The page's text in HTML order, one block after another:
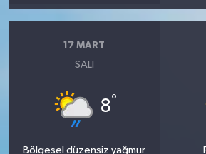
17 MART
SALI
8°
Bölgesel düzensiz yağmur